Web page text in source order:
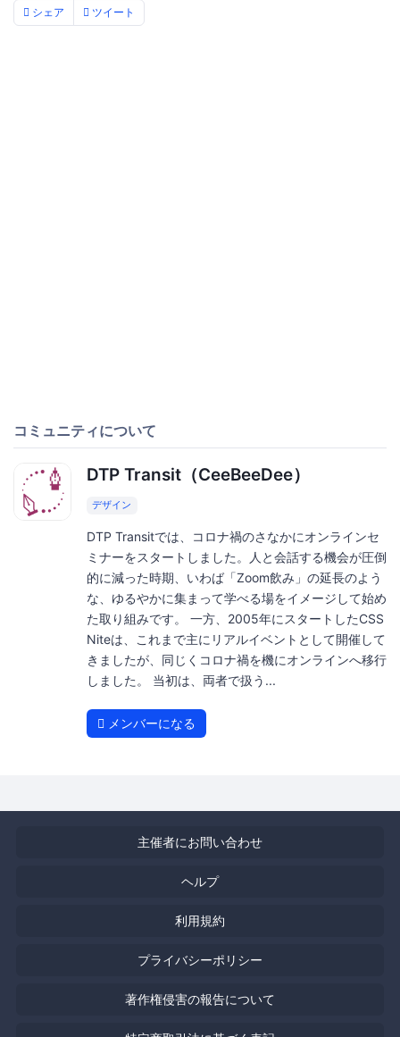
シェア ツイート
コミュニティについて
DTP Transit（CeeBeeDee）
デザイン
DTP Transitでは、コロナ禍のさなかにオンラインセ
ミナーをスタートしました。人と会話する機会が圧倒
的に減った時期、いわば「Zoom飲み」の延長のよう
な、ゆるやかに集まって学べる場をイメージして始め
た取り組みです。 一方、2005年にスタートしたCSS
Niteは、これまで主にリアルイベントとして開催して
きましたが、同じくコロナ禍を機にオンラインへ移行
しました。 当初は、両者で扱う...
メンバーになる
主催者にお問い合わせ
ヘルプ
利用規約
プライバシーポリシー
著作権侵害の報告について